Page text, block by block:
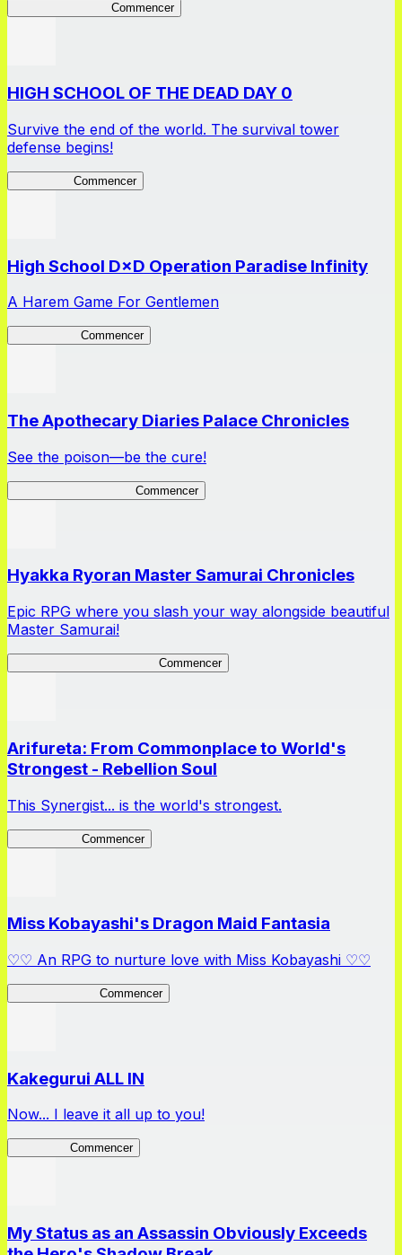
Commencer
HIGH SCHOOL OF THE DEAD DAY 0
Survive the end of the world. The survival tower
defense begins!
Commencer
High School D×D Operation Paradise Infinity
A Harem Game For Gentlemen
Commencer
The Apothecary Diaries Palace Chronicles
See the poison—be the cure!
Commencer
Hyakka Ryoran Master Samurai Chronicles
Epic RPG where you slash your way alongside beautiful
Master Samurai!
Commencer
Arifureta: From Commonplace to World's
Strongest - Rebellion Soul
This Synergist... is the world's strongest.
Commencer
Miss Kobayashi's Dragon Maid Fantasia
♡♡ An RPG to nurture love with Miss Kobayashi ♡♡
Commencer
Kakegurui ALL IN
Now... I leave it all up to you!
Commencer
My Status as an Assassin Obviously Exceeds